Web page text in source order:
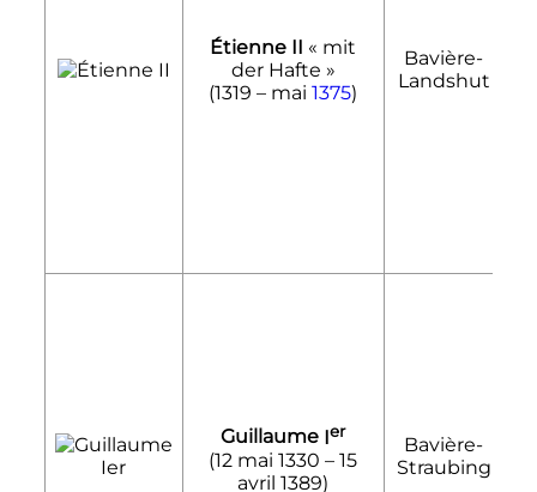
Étienne II « mit
der Hafte »
(1319 – mai1375)
Bavière-
Landshut
Guillaume Ier
(12 mai 1330 –15
avril 1389)
Bavière-
Straubing